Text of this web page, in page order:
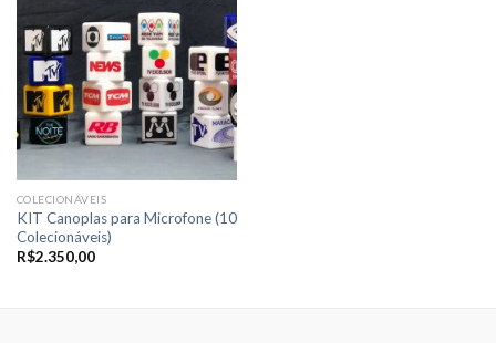
Adicionar
a lista de
desejos
COLECIONÁVEIS
KIT Canoplas para Microfone (10
Colecionáveis)
R$2.350,00